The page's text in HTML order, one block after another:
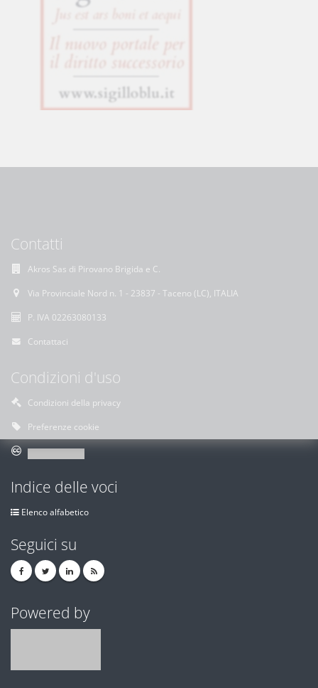
Contatti
Akros Sas di Pirovano Brigida e C.
Via Provinciale Nord n. 1 - 23837 - Taceno (LC), ITALIA
P. IVA 02263080133
Contattaci
Condizioni d'uso
Condizioni della privacy
Preferenze cookie
Indice delle voci
Elenco alfabetico
Seguici su
Powered by